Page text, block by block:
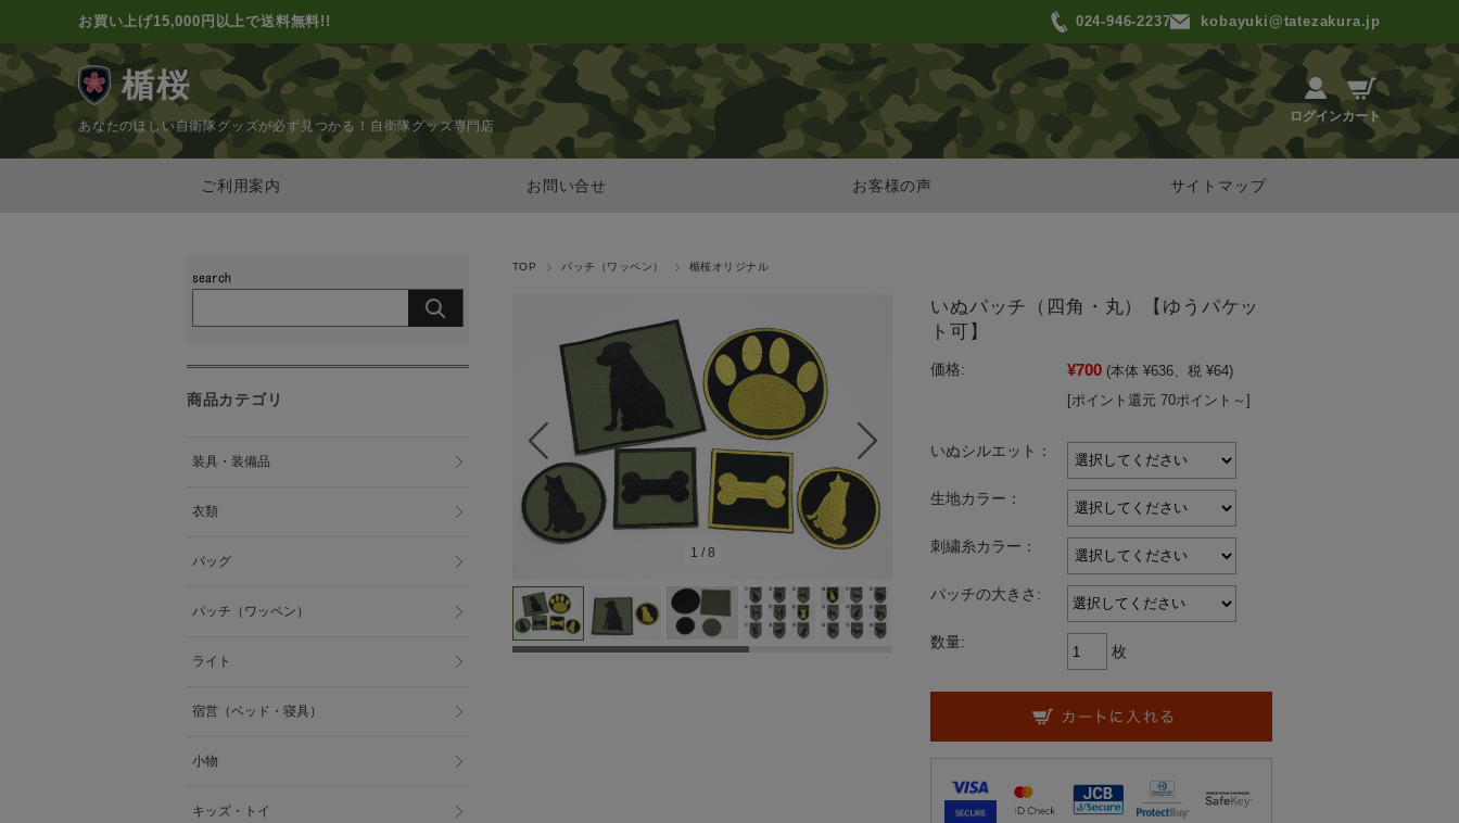
お買い上げ15,000円以上で送料無料!! 024-946-2237 kobayuki@tatezakura.jp
楯桜
あなたのほしい自衛隊グッズが必ず見つかる！ 自衛隊グッズ専門店
ログインカート
ご利用案内 お問い合せ お客様の声 サイトマップ
TOP パッチ（ワッペン） 楯桜オリジナル
1 / 8
いぬパッチ（四角・丸）【ゆうパケッ
ト可】
価格: ¥700 (本体 ¥636、税 ¥64)
[ポイント還元 70ポイント～]
いぬシルエット：
生地カラー：
刺繍糸カラー：
パッチの大きさ:
数量:
枚
商品カテゴリ
装具・装備品
衣類
バッグ
パッチ（ワッペン）
ライト
宿営（ベッド・寝具）
小物
キッズ・トイ